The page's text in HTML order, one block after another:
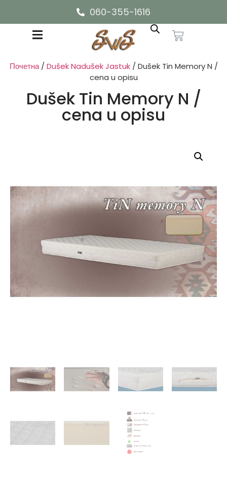
060-355-1616
Почетна/Dušek Nadušek Jastuk/ Dušek Tin Memory N /
cena u opisu
Dušek Tin Memory N /
cena u opisu